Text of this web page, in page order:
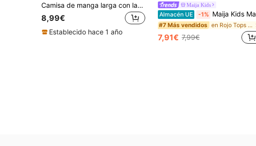
Camisa de manga larga con lazo y estampado de cuadros rosas en estilo casual de vacaciones para niña joven
8,99€
Establecido hace 1 año
Maija Kids
Almacén UE -1% Maija Kids Maija Kids Camisa casual versátil de uso diario con cuello redondo y plisado para niña
#7 Más vendidos en Rojo Tops para chicas jóvenes
7,91€ 7,99€